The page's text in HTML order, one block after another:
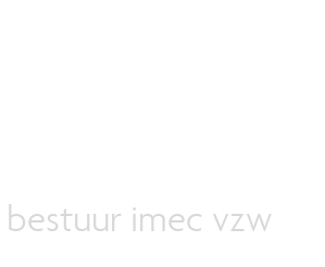
bestuur imec vzw